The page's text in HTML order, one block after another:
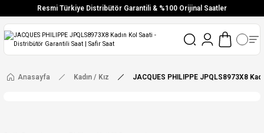
Resmi Türkiye Distribütör Garantili & %100 Orijinal Saatler
Vade Farksız 6 Taksit
Aynı Gün Stoktan Gönderim
Ücretsiz Kargo
Anasayfa Kadın / Kız JACQUES PHILIPPE JPQLS8973X8